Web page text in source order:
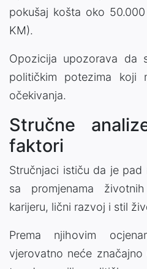
pokušaj košta oko
KM).
Opozicija upozorava da
političkim potezima koji
očekivanja.
Stručne
faktori
Stručnjaci ističu da je
sa promjenama
karijeru, lični razvoj i stil
Prema njihovim
vjerovatno neće